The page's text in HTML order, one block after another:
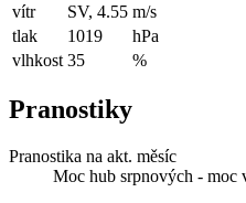
vítr
SV, 4.55 m/s
tlak
1019
hPa
vlhkost 35 %
Pranostiky
Pranostika na akt. měsíc
Moc hub srpnových - moc